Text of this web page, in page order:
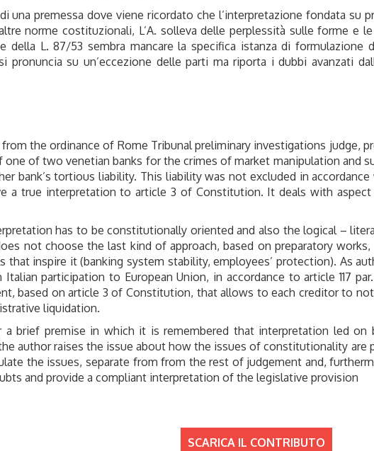
una premessa dove viene ricordato che l’interpretazione fondata su
norme costituzionali, L’A. solleva delle perplessità sulle forme e
della L. 87/53 sembra mancare la specifica istanza di
pronuncia su un’eccezione delle parti ma riporta i dubbi avanzati
the ordinance of Rome Tribunal preliminary investigations judge,
of two venetian banks for the crimes of market manipulation and
bank’s tortious liability. This liability was not excluded in
a true interpretation to article 3 of Constitution. It deals with
has to be constitutionally oriented and also the logical –
not choose the last kind of approach, based on preparatory
that inspire it (banking system stability, employees’ protection). As
participation to European Union, in accordance to article 117
based on article 3 of Constitution, that allows to each creditor to
liquidation.
a brief premise in which it is remembered that interpretation led
author raises the issue about how the issues of constitutionality are
the issues, separate from from the rest of judgement and,
and provide a compliant interpretation of the legislative provision
SCARICA IL CONTRIBUTO